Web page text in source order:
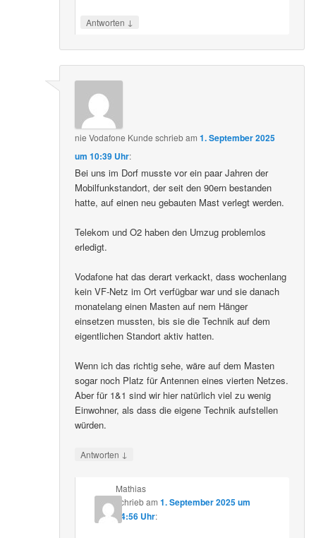
Antworten ↓
nie Vodafone Kunde schriebam1. September 2025
um 10:39 Uhr:
Bei uns im Dorf musste vor ein paar Jahren der
Mobilfunkstandort, der seit den 90ern bestanden
hatte, auf einen neu gebauten Mast verlegt werden.
Telekom und O2 haben den Umzug problemlos
erledigt.
Vodafone hat das derart verkackt, dass wochenlang
kein VF-Netz im Ort verfügbar war und sie danach
monatelang einen Masten auf nem Hänger
einsetzen mussten, bis sie die Technik auf dem
eigentlichen Standort aktiv hatten.
Wenn ich das richtig sehe, wäre auf dem Masten
sogar noch Platz für Antennen eines vierten Netzes.
Aber für 1&1 sind wir hier natürlich viel zu wenig
Einwohner, als dass die eigene Technik aufstellen
würden.
Antworten ↓
Mathias
schriebam 1. September 2025 um
14:56 Uhr: